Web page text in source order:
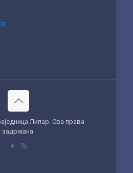
Липар. Сва права
задржана.